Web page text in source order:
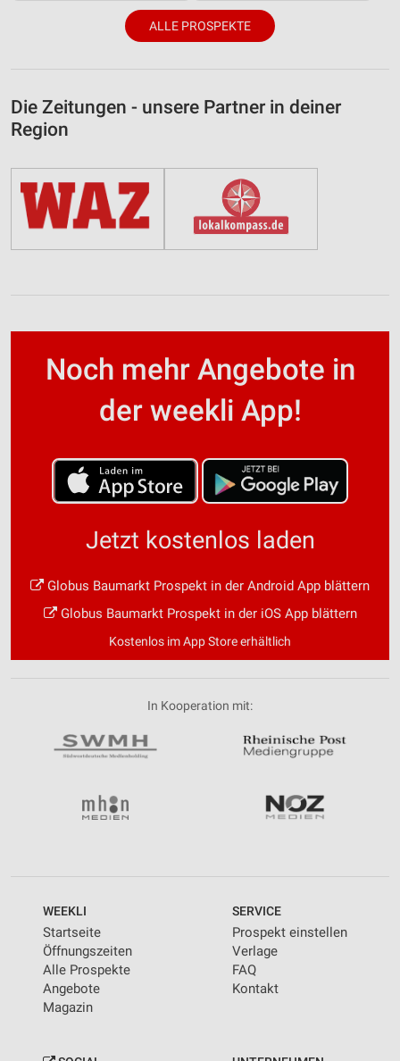
ALLE PROSPEKTE
Die Zeitungen - unsere Partner in deiner
Region
Noch mehr Angebote in
der weekli App!
Jetzt kostenlos laden
Globus Baumarkt Prospekt in der Android App blättern
Globus Baumarkt Prospekt in der iOS App blättern
Kostenlos im App Store erhältlich
In Kooperation mit:
WEEKLI
Startseite
Öffnungszeiten
Alle Prospekte
Angebote
Magazin
SERVICE
Prospekt einstellen
Verlage
FAQ
Kontakt